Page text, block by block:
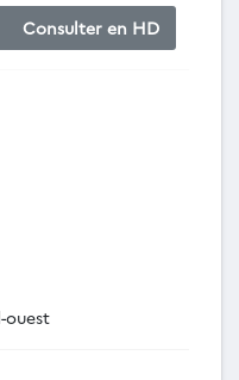
Consulter en HD
ouest